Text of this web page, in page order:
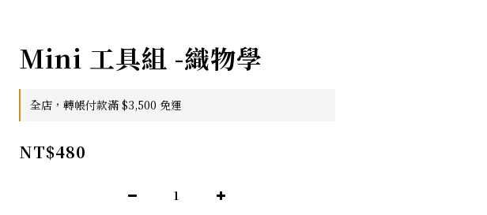
Mini 工具組 -織物學
全店，轉帳付款滿 $3,500 免運
NT$480